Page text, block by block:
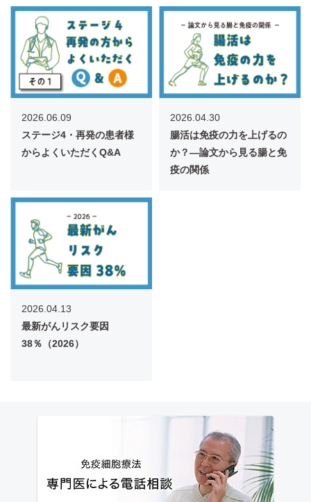
2026.06.09
ステージ4・再発の患者様
からよくいただくQ&A
2026.04.30
腸活は免疫の力を上げるの
か？―論文から見る腸と免
疫の関係
2026.04.13
最新がんリスク要因
38％（2026）